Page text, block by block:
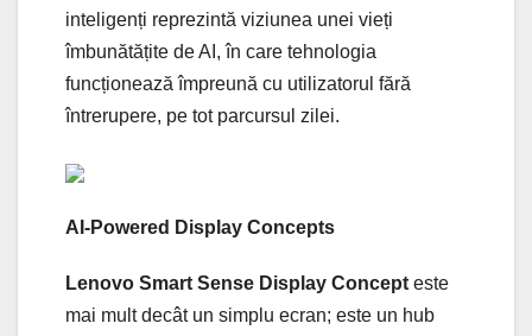
inteligenți reprezintă viziunea unei vieți
îmbunătățite de AI, în care tehnologia
funcționează împreună cu utilizatorul fără
întrerupere, pe tot parcursul zilei.
AI-Powered Display Concepts
Lenovo Smart Sense Display Concepteste
mai mult decât un simplu ecran; este un hub